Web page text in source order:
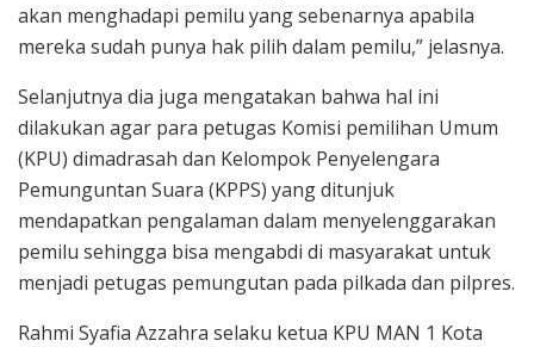
akan menghadapi pemilu yang sebenarnya apabila
mereka sudah punya hak pilih dalam pemilu,” jelasnya.
Selanjutnya dia juga mengatakan bahwa hal ini
dilakukan agar para petugas Komisi pemilihan Umum
(KPU) dimadrasah dan Kelompok Penyelengara
Pemunguntan Suara (KPPS) yang ditunjuk
mendapatkan pengalaman dalam menyelenggarakan
pemilu sehingga bisa mengabdi di masyarakat untuk
menjadi petugas pemungutan pada pilkada dan pilpres.
Rahmi Syafia Azzahra selaku ketua KPU MAN 1 Kota